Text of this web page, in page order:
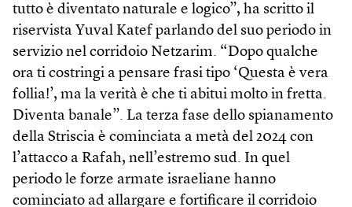
tutto è diventato naturale e logico”, ha scritto il
riservista Yuval Katef parlando del suo periodo in
servizio nel corridoio Netzarim. “Dopo qualche
ora ti costringi a pensare frasi tipo ‘Questa è vera
follia!’, ma la verità è che ti abitui molto in fretta.
Diventa banale”. La terza fase dello spianamento
della Striscia è cominciata a metà del 2024 con
l’attacco a Rafah, nell’estremo sud. In quel
periodo le forze armate israeliane hanno
cominciato ad allargare e fortificare il corridoio